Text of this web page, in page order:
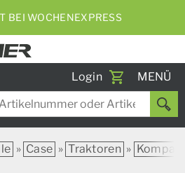
BEI WOCHENEXPRESS
Login
Toggle
MENÜ
» Case » Traktoren »